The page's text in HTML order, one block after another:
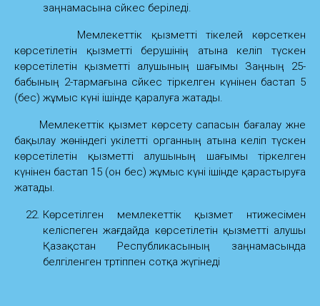
заңнамасына сәйкес беріледі.
Мемлекеттік қызметті тікелей көрсеткен
көрсетілетін қызметті берушінің атына келіп түскен
көрсетілетін қызметті алушының шағымы Заңның 25-
бабының 2-тармағына сәйкес тіркелген күнінен бастап 5
(бес) жұмыс күні ішінде қаралуға жатады.
Мемлекеттік қызмет көрсету сапасын бағалау және
бақылау жөніндегі уәкілетті органның атына келіп түскен
көрсетілетін қызметті алушының шағымы тіркелген
күнінен бастап 15 (он бес) жұмыс күні ішінде қарастыруға
жатады.
Көрсетілген мемлекеттік қызмет нәтижесімен
келіспеген жағдайда көрсетілетін қызметті алушы
Қазақстан Республикасының заңнамасында
белгіленген тәртіппен сотқа жүгінеді